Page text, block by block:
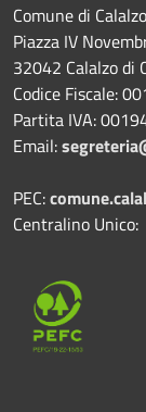
Comune di
Piazza IV
32042 Calalzo di
Codice Fiscale:
Partita IVA:
Email:
PEC:
Centralino